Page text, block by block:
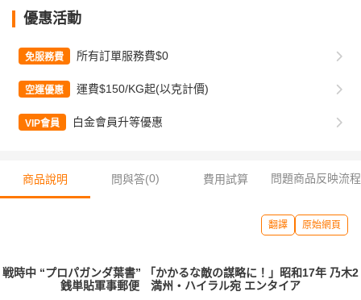
優惠活動
免服務費 所有訂單服務費$0
空運優惠 運費$150/KG起(以克計價)
VIP會員 白金會員升等優惠
商品說明 問與答(0) 費用試算 問題商品反映流程
翻譯 原始網頁
戦時中 “プロパガンダ葉書” 「かかるな敵の謀略に！」昭和17年 乃木2
銭単貼軍事郵便 満州・ハイラル宛 エンタイア